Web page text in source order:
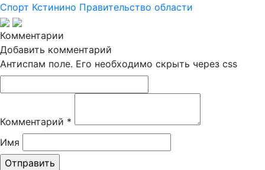
Спорт Кстинино Правительство области
Комментарии
Добавить комментарий
Антиспам поле. Его необходимо скрыть через css
Комментарий *
Имя